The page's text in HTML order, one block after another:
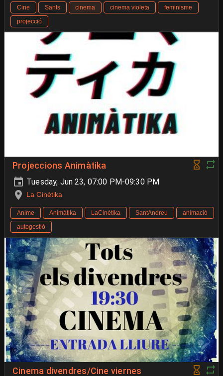
Cine Sants cinema cinema violeta
feminisme
projecció
Projeccions Animàtika
Tuesday, Jun 23, 07:00 PM-09:30 PM
La Cinètika
Anime Animàtika LaCinètika SantAndreu
animació
autogestió
Cinema divendres/Cine viernes